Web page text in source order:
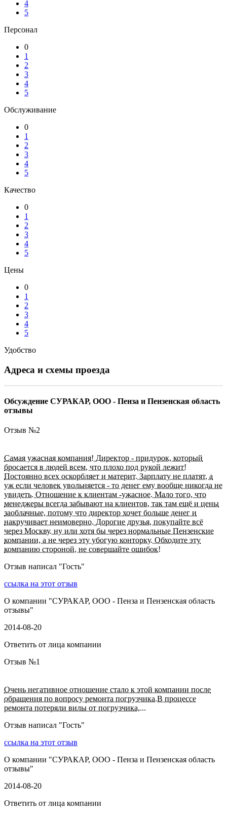
4
5
Персонал
0
1
2
3
4
5
Обслуживание
0
1
2
3
4
5
Качество
0
1
2
3
4
5
Цены
0
1
2
3
4
5
Удобство
Адреса и схемы проезда
Обсуждение СУРАКАР, ООО - Пенза и Пензенская область
отзывы
Отзыв №2
Самая ужасная компания! Директор - придурок, который
бросается в людей всем, что плохо под рукой лежит!
Постоянно всех оскорбляет и материт. Зарплату не платят, а
уж если человек увольняется - то денег ему вообще никогда не
увидеть. Отношение к клиентам -ужасное. Мало того, что
менеджеры всегда забывают на клиентов, так там ещё и цены
заоблачные, потому что директор хочет больше денег и
накручивает неимоверно. Дорогие друзья, покупайте всё
через Москву. ну или хотя бы через нормальные Пензенские
компании, а не через эту убогую конторку. Обходите эту
компанию стороной, не совершайте ошибок!
Отзыв написал "Гость"
ссылка на этот отзыв
О компании "СУРАКАР, ООО - Пенза и Пензенская область
отзывы"
2014-08-20
Ответить от лица компании
Отзыв №1
Очень негативное отношение стало к этой компании после
обращения по вопросу ремонта погрузчика.В процессе
ремонта потеряли вилы от погрузчика,...
Отзыв написал "Гость"
ссылка на этот отзыв
О компании "СУРАКАР, ООО - Пенза и Пензенская область
отзывы"
2014-08-20
Ответить от лица компании